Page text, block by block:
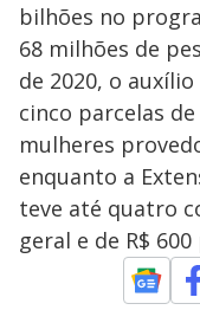
bilhões no
68 milhões de
de 2020, o
cinco parcelas de
mulheres
enquanto a
teve até quatro
geral e de R$